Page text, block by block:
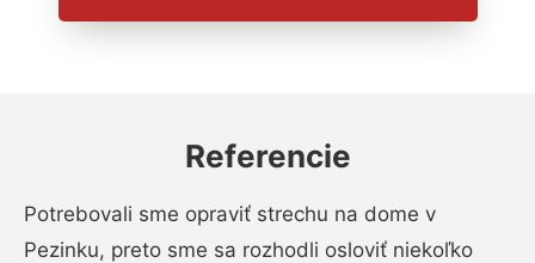
Referencie
Potrebovali sme opraviť strechu na dome v
Pezinku, preto sme sa rozhodli osloviť niekoľko